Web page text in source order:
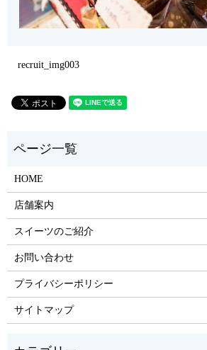
recruit_img003
HOME
店舗案内
スイーツのご紹介
お問い合わせ
プライバシーポリシー
サイトマップ